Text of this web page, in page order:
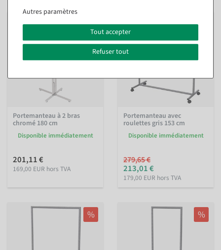
Portemanteau à 2 bras
chromé 180 cm
Disponible immédiatement
201,11 €
169,00 EUR hors TVA
%
Portemanteau avec
roulettes gris 153 cm
Disponible immédiatement
279,65 €
213,01 €
179,00 EUR hors TVA
% %
Autres paramètres
Tout accepter
Refuser tout